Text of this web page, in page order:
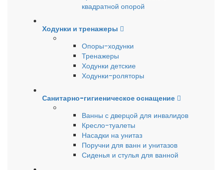
квадратной опорой
Ходунки и тренажеры
Опоры-ходунки
Тренажеры
Ходунки детские
Ходунки-роляторы
Санитарно-гигиеническое оснащение
Ванны с дверцой для инвалидов
Кресло-туалеты
Насадки на унитаз
Поручни для ванн и унитазов
Сиденья и стулья для ванной